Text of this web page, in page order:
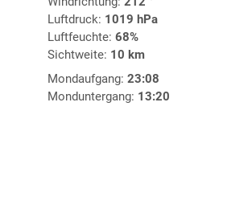
Luftdruck: 1019 hPa
Luftfeuchte: 68%
Sichtweite: 10 km
Mondaufgang: 23:08
Monduntergang: 13:20